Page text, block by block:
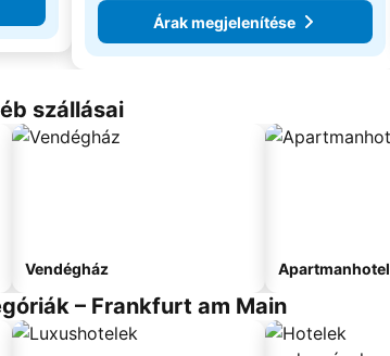
Árak megjelenítése
szállásai
Vendégház Apartmanhotel
– Frankfurt am Main